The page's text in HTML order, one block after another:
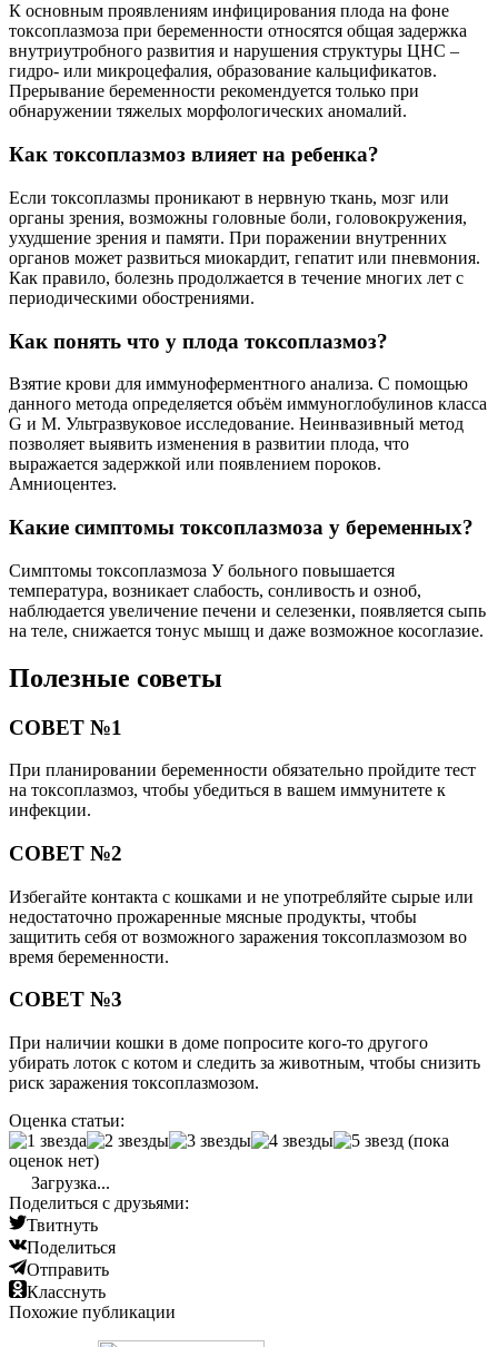
К основным проявлениям инфицирования плода на фоне
токсоплазмоза при беременности относятся общая задержка
внутриутробного развития и нарушения структуры ЦНС –
гидро- или микроцефалия, образование кальцификатов.
Прерывание беременности рекомендуется только при
обнаружении тяжелых морфологических аномалий.
Как токсоплазмоз влияет на ребенка?
Если токсоплазмы проникают в нервную ткань, мозг или
органы зрения, возможны головные боли, головокружения,
ухудшение зрения и памяти. При поражении внутренних
органов может развиться миокардит, гепатит или пневмония.
Как правило, болезнь продолжается в течение многих лет с
периодическими обострениями.
Как понять что у плода токсоплазмоз?
Взятие крови для иммуноферментного анализа. С помощью
данного метода определяется объём иммуноглобулинов класса
G и M. Ультразвуковое исследование. Неинвазивный метод
позволяет выявить изменения в развитии плода, что
выражается задержкой или появлением пороков.
Амниоцентез.
Какие симптомы токсоплазмоза у беременных?
Симптомы токсоплазмоза У больного повышается
температура, возникает слабость, сонливость и озноб,
наблюдается увеличение печени и селезенки, появляется сыпь
на теле, снижается тонус мышц и даже возможное косоглазие.
Полезные советы
СОВЕТ №1
При планировании беременности обязательно пройдите тест
на токсоплазмоз, чтобы убедиться в вашем иммунитете к
инфекции.
СОВЕТ №2
Избегайте контакта с кошками и не употребляйте сырые или
недостаточно прожаренные мясные продукты, чтобы
защитить себя от возможного заражения токсоплазмозом во
время беременности.
СОВЕТ №3
При наличии кошки в доме попросите кого-то другого
убирать лоток с котом и следить за животным, чтобы снизить
риск заражения токсоплазмозом.
Оценка статьи:
(пока
оценок нет)
Загрузка...
Поделиться с друзьями:
Твитнуть
Поделиться
Отправить
Класснуть
Похожие публикации